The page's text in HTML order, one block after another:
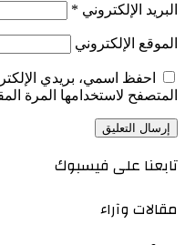
البريد الإلكتروني *
الموقع الإلكتروني
احفظ اسمي، بريدي
المتصفح لاستخدامها المرة
تابعنا على فيسبوك
مقالات وآراء